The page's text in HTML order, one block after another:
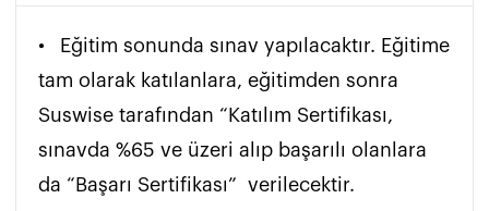
•	Eğitim sonunda sınav yapılacaktır. Eğitime
tam olarak katılanlara, eğitimden sonra
Suswise tarafından “Katılım Sertifikası,
sınavda %65 ve üzeri alıp başarılı olanlara
da “Başarı Sertifikası”  verilecektir.